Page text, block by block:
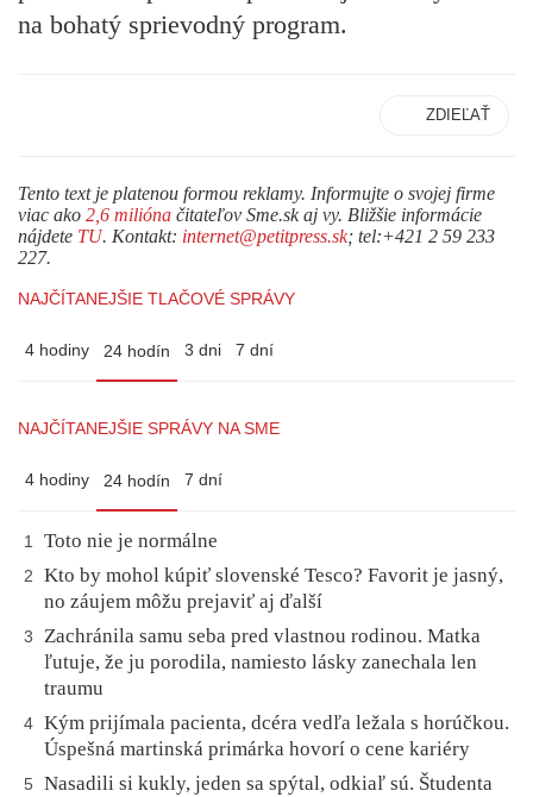
na bohatý sprievodný program.
ZDIEĽAŤ
Tento text je platenou formou reklamy. Informujte o svojej firme
viac ako 2,6 milióna čitateľov Sme.sk aj vy. Bližšie informácie
nájdete TU. Kontakt: internet@petitpress.sk; tel:+421 2 59 233
227.
NAJČÍTANEJŠIE TLAČOVÉ SPRÁVY
4 hodiny 24 hodín 3 dni 7 dní
NAJČÍTANEJŠIE SPRÁVY NA SME
4 hodiny 24 hodín 7 dní
1 Toto nie je normálne
2
Kto by mohol kúpiť slovenské Tesco? Favorit je jasný,
no záujem môžu prejaviť aj ďalší
3
Zachránila samu seba pred vlastnou rodinou. Matka
ľutuje, že ju porodila, namiesto lásky zanechala len
traumu
4 Kým prijímala pacienta, dcéra vedľa ležala s horúčkou.
Úspešná martinská primárka hovorí o cene kariéry
5
Nasadili si kukly, jeden sa spýtal, odkiaľ sú. Študenta